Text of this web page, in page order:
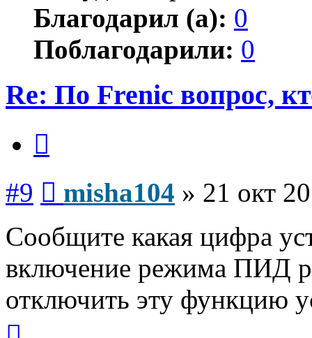
Благодарил (а): 0
Поблагодарили: 0
Re: По Frenic вопрос,
#9 misha104 » 21 окт
Сообщите какая цифра
включение режима ПИД
отключить эту функцию